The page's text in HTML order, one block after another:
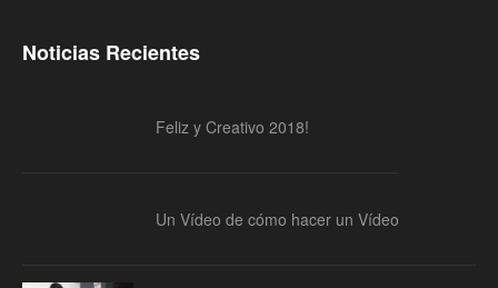
Noticias Recientes
Feliz y Creativo 2018!
Un Vídeo de cómo hacer un Vídeo